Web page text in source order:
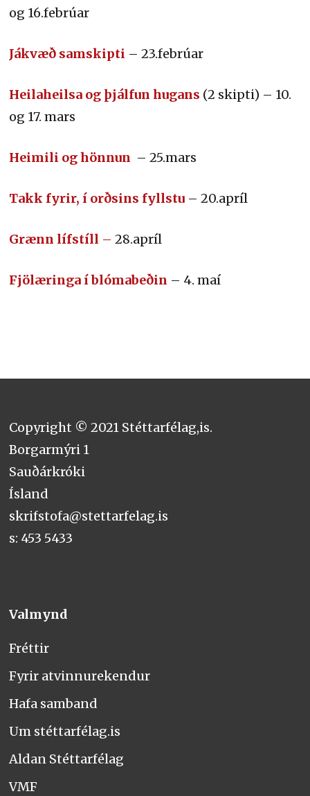
og 16.febrúar
Jákvæð samskipti – 23.febrúar
Heilaheilsa og þjálfun hugans (2 skipti) – 10.
og 17. mars
Heimili og hönnun – 25.mars
Takk fyrir, í orðsins fyllstu – 20.apríl
Grænn lífstíll – 28.apríl
Fjölæringa í blómabeðin – 4. maí
Copyright © 2021 Stéttarfélag,is.
Borgarmýri 1
Sauðárkróki
Ísland
skrifstofa@stettarfelag.is
s: 453 5433
Valmynd
Fréttir
Fyrir atvinnurekendur
Hafa samband
Um stéttarfélag.is
Aldan Stéttarfélag
VMF